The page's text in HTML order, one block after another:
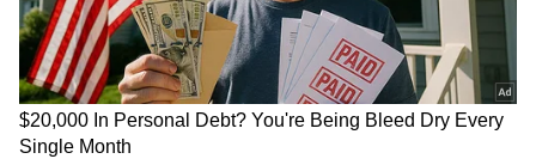
ಭಾವನೆಯನ್ನು ತರಲು ಈ ಸರಳ ಜ್ಯೋತಿಷ್ಯ ಪರಿಹಾರಗಳನ್ನು
ಅನುಸರಿಸಿ.
LATEST VIDEOS